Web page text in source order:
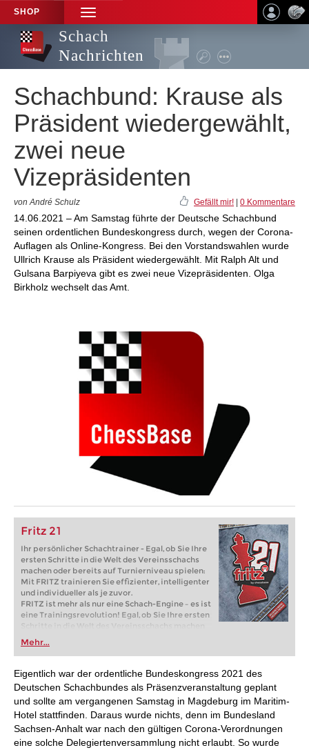
SHOP
TOGGLE
NAVIGATION
Schach
Nachrichten
Schachbund: Krause als
Präsident wiedergewählt,
zwei neue
Vizepräsidenten
von André Schulz Gefällt mir! 0 Kommentare
14.06.2021 – Am Samstag führte der Deutsche Schachbund
seinen ordentlichen Bundeskongress durch, wegen der Corona-
Auflagen als Online-Kongress. Bei den Vorstandswahlen wurde
Ullrich Krause als Präsident wiedergewählt. Mit Ralph Alt und
Gulsana Barpiyeva gibt es zwei neue Vizepräsidenten. Olga
Birkholz wechselt das Amt.
Fritz 21
Ihr persönlicher Schachtrainer - Egal, ob Sie Ihre
ersten Schritte in die Welt des Vereinsschachs
machen oder bereits auf Turnierniveau spielen:
Mit FRITZ trainieren Sie effizienter, intelligenter
und individueller als je zuvor.
FRITZ ist mehr als nur eine Schach-Engine – es ist
eine Trainingsrevolution! Egal, ob Sie Ihre ersten
Schritte in die Welt des Vereinsschachs machen
oder bereits auf Turnierniveau spielen: Mit
FRITZ trainieren Sie effizienter, intelligenter und
individueller als je zuvor.
Mehr...
Eigentlich war der ordentliche Bundeskongress 2021 des
Deutschen Schachbundes als Präsenzveranstaltung geplant
und sollte am vergangenen Samstag in Magdeburg im Maritim-
Hotel stattfinden. Daraus wurde nichts, denn im Bundesland
Sachsen-Anhalt war nach den gültigen Corona-Verordnungen
eine solche Delegiertenversammlung nicht erlaubt. So wurde